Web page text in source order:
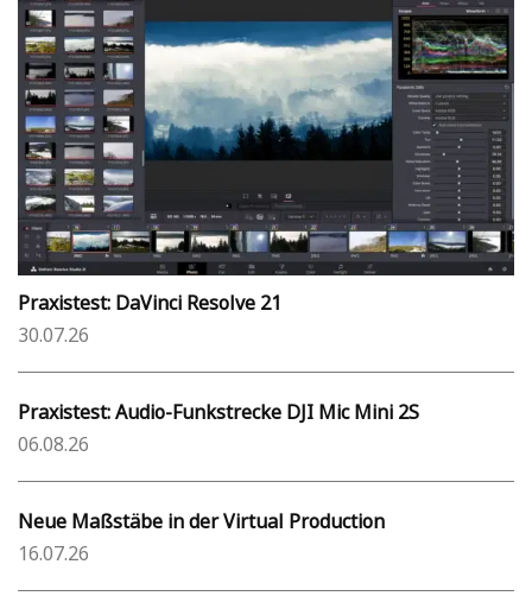
Praxistest: DaVinci Resolve 21
30.07.26
Praxistest: Audio-Funkstrecke DJI Mic Mini 2S
06.08.26
Neue Maßstäbe in der Virtual Production
16.07.26